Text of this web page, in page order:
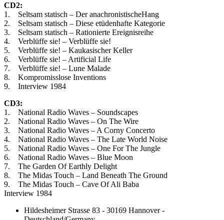
CD2:
1. Seltsam statisch – Der anachronistischeHang
2. Seltsam statisch – Diese etüdenhafte Kategorie
3. Seltsam statisch – Rationierte Ereignisreihe
4. Verblüffe sie! – Verblüffe sie!
5. Verblüffe sie! – Kaukasischer Keller
6. Verblüffe sie! – Artificial Life
7. Verblüffe sie! – Lune Malade
8. Kompromisslose Inventions
9. Interview 1984
CD3:
1. National Radio Waves – Soundscapes
2. National Radio Waves – On The Wire
3. National Radio Waves – A Corny Concerto
4. National Radio Waves – The Late World Noise
5. National Radio Waves – One For The Jungle
6. National Radio Waves – Blue Moon
7. The Garden Of Earthly Delight
8. The Midas Touch – Land Beneath The Ground
9. The Midas Touch – Cave Of Ali Baba
Interview 1984
Hildesheimer Strasse 83 - 30169 Hannover -